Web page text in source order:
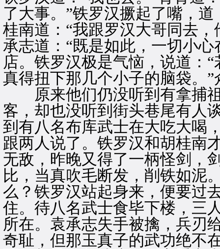
了大事。”铁罗汉撅起了嘴，
桂南道：“我跟罗汉大哥同去
承志道：“既是如此，一切小
店。铁罗汉极是气恼，说道：
真得扭下那几个小子的脑袋。
原来他们仍没听到有拿捕祖
客，却也没听到街头巷尾有人
到有八名布库武士在大吃大喝
跟两人说了。铁罗汉和胡桂南
无敌，昨晚又得了一柄怪剑，
比，当真吹毛断发，削铁如泥
么？铁罗汉站起身来，便要过
住。待八名武士食毕下楼，三
所在。袁承志失手被擒，兵刃
奇耻，但那玉真子的武功绝不